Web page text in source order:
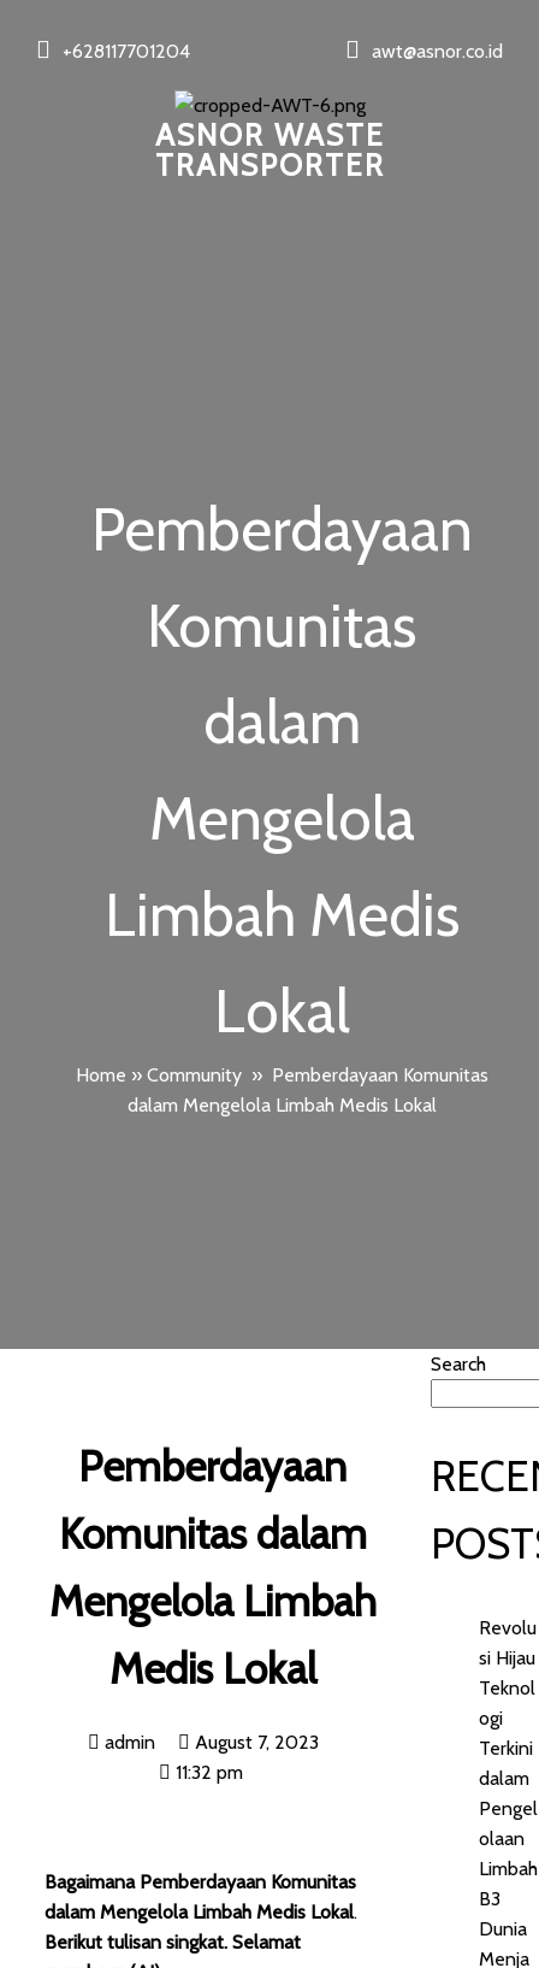
+628117701204 awt@asnor.co.id
ASNOR WASTE
TRANSPORTER
Pemberdayaan
Komunitas
dalam
Mengelola
Limbah Medis
Lokal
Home » Community » Pemberdayaan Komunitas
dalam Mengelola Limbah Medis Lokal
Pemberdayaan
Komunitas dalam
Mengelola Limbah
Medis Lokal
admin
August 7, 2023
11:32 pm
Bagaimana Pemberdayaan Komunitas
dalam Mengelola Limbah Medis Lokal.
Berikut tulisan singkat. Selamat
Search
Revolu
si Hijau
Teknol
ogi
Terkini
dalam
Pengel
olaan
Limbah
B3
Dunia
Menja